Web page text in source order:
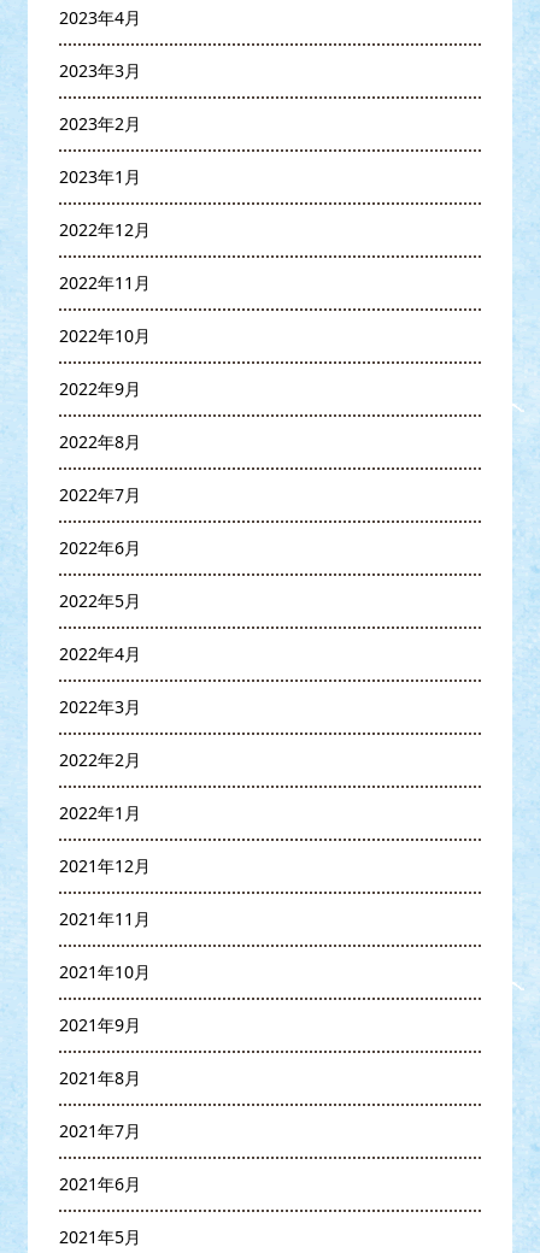
2023年4月
2023年3月
2023年2月
2023年1月
2022年12月
2022年11月
2022年10月
2022年9月
2022年8月
2022年7月
2022年6月
2022年5月
2022年4月
2022年3月
2022年2月
2022年1月
2021年12月
2021年11月
2021年10月
2021年9月
2021年8月
2021年7月
2021年6月
2021年5月